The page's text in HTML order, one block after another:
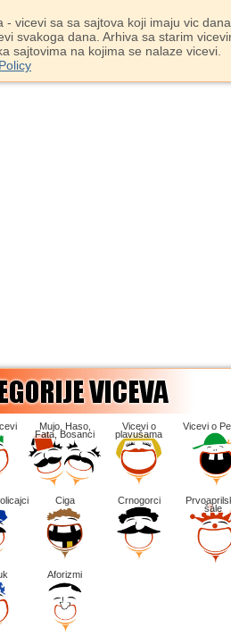
- vicevi sa sa sajtova koji imaju vic dana.
svakoga dana. Arhiva sa starim
sajtovima na kojima se nalaze vicevi.
Mujo, Haso,
Fata, Bosanci
Vicevi o
plavušama
Vicevi o
Ciga Crnogorci
šale
Aforizmi